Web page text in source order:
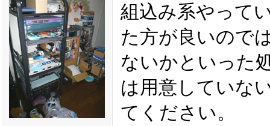
組込み系やって
た方が良いので
ないかといった
は用意していな
てください。